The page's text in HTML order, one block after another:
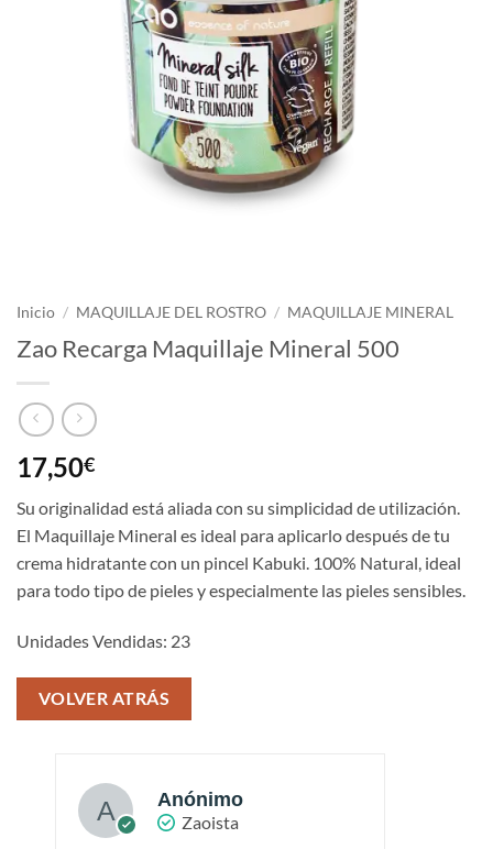
Inicio / MAQUILLAJE DEL ROSTRO / MAQUILLAJE MINERAL
Zao Recarga Maquillaje Mineral 500
17,50€
Su originalidad está aliada con su simplicidad de utilización.
El Maquillaje Mineral es ideal para aplicarlo después de tu
crema hidratante con un pincel Kabuki. 100% Natural, ideal
para todo tipo de pieles y especialmente las pieles sensibles.
Unidades Vendidas: 23
VOLVER ATRÁS
Anónimo
Zaoista